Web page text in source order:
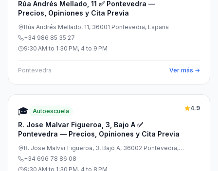
Rúa Andrés Mellado, 11 ✅ Pontevedra —
Precios, Opiniones y Cita Previa
Rúa Andrés Mellado, 11, 36001 Pontevedra, España
+34 986 85 35 27
9:30 AM to 1:30 PM, 4 to 9 PM
Pontevedra Ver más →
🎓 Autoescuela
R. Jose Malvar Figueroa, 3, Bajo A ✅
Pontevedra — Precios, Opiniones y Cita Previa
4.9
R. Jose Malvar Figueroa, 3, Bajo A, 36002 Pontevedra,
España
+34 696 78 86 08
9:30 AM to 1:30 PM, 4 to 8 PM